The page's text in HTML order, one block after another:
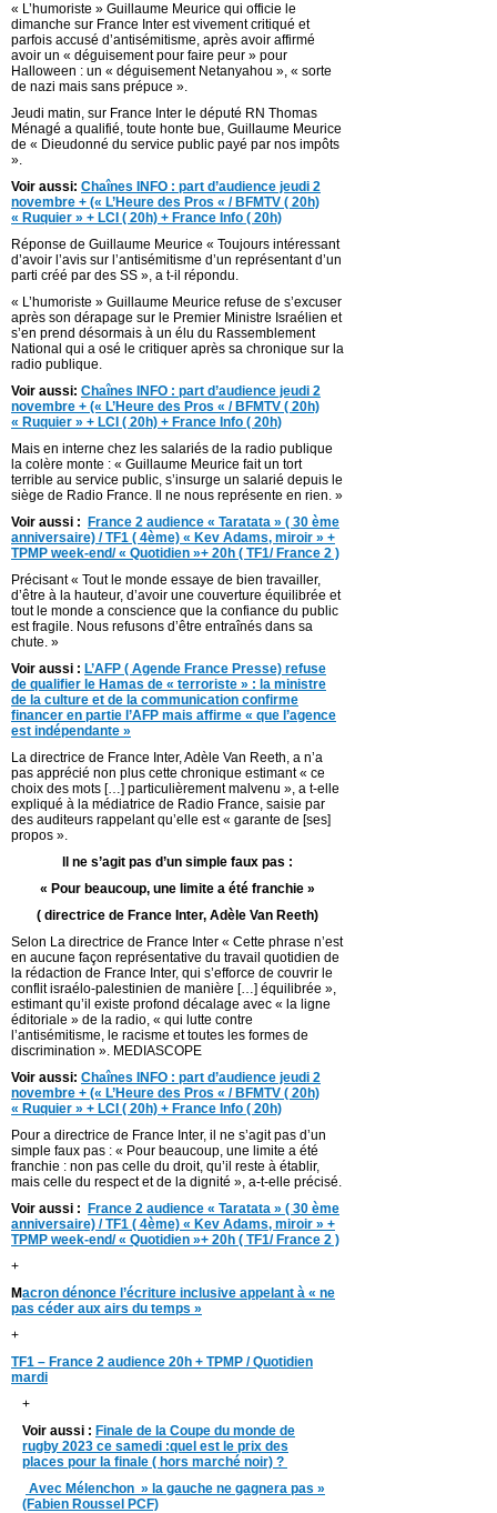
« L’humoriste » Guillaume Meurice qui officie le
dimanche sur France Inter est vivement critiqué et
parfois accusé d’antisémitisme, après avoir affirmé
avoir un « déguisement pour faire peur » pour
Halloween : un « déguisement Netanyahou », « sorte
de nazi mais sans prépuce ».
Jeudi matin, sur France Inter le député RN Thomas
Ménagé a qualifié, toute honte bue, Guillaume Meurice
de « Dieudonné du service public payé par nos impôts
».
Voir aussi: Chaînes INFO : part d’audience jeudi 2
novembre + (« L’Heure des Pros « / BFMTV ( 20h)
« Ruquier » + LCI ( 20h) + France Info ( 20h)
Réponse de Guillaume Meurice « Toujours intéressant
d’avoir l’avis sur l’antisémitisme d’un représentant d’un
parti créé par des SS », a t-il répondu.
« L’humoriste » Guillaume Meurice refuse de s’excuser
après son dérapage sur le Premier Ministre Israélien et
s’en prend désormais à un élu du Rassemblement
National qui a osé le critiquer après sa chronique sur la
radio publique.
Voir aussi: Chaînes INFO : part d’audience jeudi 2
novembre + (« L’Heure des Pros « / BFMTV ( 20h)
« Ruquier » + LCI ( 20h) + France Info ( 20h)
Mais en interne chez les salariés de la radio publique
la colère monte : « Guillaume Meurice fait un tort
terrible au service public, s’insurge un salarié depuis le
siège de Radio France. Il ne nous représente en rien. »
Voir aussi :
France 2 audience « Taratata » ( 30 ème
anniversaire) / TF1 ( 4ème) « Kev Adams, miroir » +
TPMP week-end/ « Quotidien »+ 20h ( TF1/ France 2 )
Précisant « Tout le monde essaye de bien travailler,
d’être à la hauteur, d’avoir une couverture équilibrée et
tout le monde a conscience que la confiance du public
est fragile. Nous refusons d’être entraînés dans sa
chute. »
Voir aussi : L’AFP ( Agende France Presse) refuse
de qualifier le Hamas de « terroriste » : la ministre
de la culture et de la communication confirme
financer en partie l’AFP mais affirme « que l’agence
est indépendante »
La directrice de France Inter, Adèle Van Reeth, a n’a
pas apprécié non plus cette chronique estimant « ce
choix des mots […] particulièrement malvenu », a t-elle
expliqué à la médiatrice de Radio France, saisie par
des auditeurs rappelant qu’elle est « garante de [ses]
propos ».
ll ne s’agit pas d’un simple faux pas :
« Pour beaucoup, une limite a été franchie »
( directrice de France Inter, Adèle Van Reeth)
Selon La directrice de France Inter « Cette phrase n’est
en aucune façon représentative du travail quotidien de
la rédaction de France Inter, qui s’efforce de couvrir le
conflit israélo-palestinien de manière […] équilibrée »,
estimant qu’il existe profond décalage avec « la ligne
éditoriale » de la radio, « qui lutte contre
l’antisémitisme, le racisme et toutes les formes de
discrimination ». MEDIASCOPE
Voir aussi: Chaînes INFO : part d’audience jeudi 2
novembre + (« L’Heure des Pros « / BFMTV ( 20h)
« Ruquier » + LCI ( 20h) + France Info ( 20h)
Pour a directrice de France Inter, il ne s’agit pas d’un
simple faux pas : « Pour beaucoup, une limite a été
franchie : non pas celle du droit, qu’il reste à établir,
mais celle du respect et de la dignité », a-t-elle précisé.
Voir aussi :
France 2 audience « Taratata » ( 30 ème
anniversaire) / TF1 ( 4ème) « Kev Adams, miroir » +
TPMP week-end/ « Quotidien »+ 20h ( TF1/ France 2 )
+
Macron dénonce l’écriture inclusive appelant à « ne
pas céder aux airs du temps »
+
TF1 – France 2 audience 20h + TPMP / Quotidien
mardi
+
Voir aussi : Finale de la Coupe du monde de
rugby 2023 ce samedi :quel est le prix des
places pour la finale ( hors marché noir) ?
Avec Mélenchon » la gauche ne gagnera pas »
(Fabien Roussel PCF)